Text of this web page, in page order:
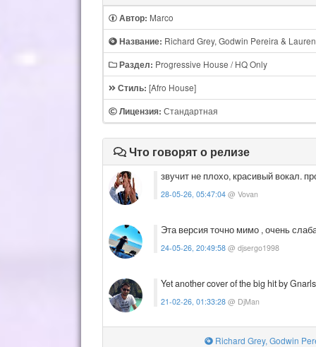
Автор: Marco
Название: Richard Grey, Godwin Pereira &
Раздел: Progressive House / HQ Only
Стиль: [Afro House]
Лицензия: Стандартная
Что говорят о релизе
звучит не плохо, красивый вокал.
28-05-26, 05:47:04 @ Vovan
Эта версия точно мимо , очень
24-05-26, 20:49:58 @ djsergo1998
Yet another cover of the big hit by
21-02-26, 01:33:28 @ DjMan
Richard Grey, Godwin